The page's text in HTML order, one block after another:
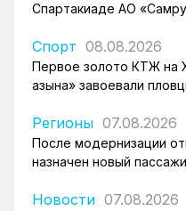
Спартакиаде АО
Спорт 08.08.2026
Первое золото КТЖ на
Қазына» завоевали
Регионы 07.08.2026
После модернизации
назначен новый
Новости 07.08.2026